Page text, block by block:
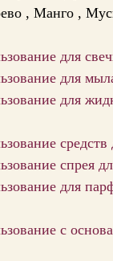
, Манго ,
для
для
для
спрея
для
с